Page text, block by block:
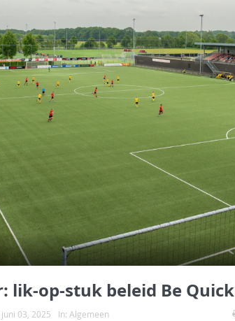
lik-op-stuk beleid Be Quick
juni 03, 2025 In: Algemeen